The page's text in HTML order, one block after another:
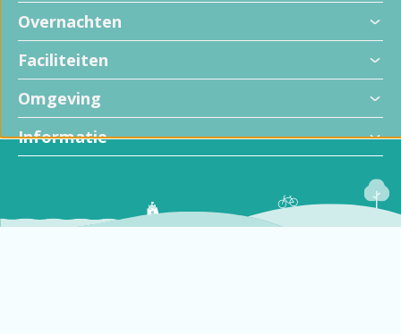
Overnachten
Faciliteiten
Omgeving
Informatie